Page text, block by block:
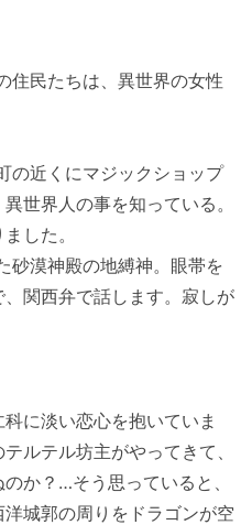
住民たちは、異世界の女性
の近くにマジックショップ
世界人の事を知っている。
した。
砂漠神殿の地縛神。眼帯を
関西弁で話します。寂しが
に淡い恋心を抱いていま
ルテル坊主がやってきて、
か？…そう思っていると、
城郭の周りをドラゴンが空